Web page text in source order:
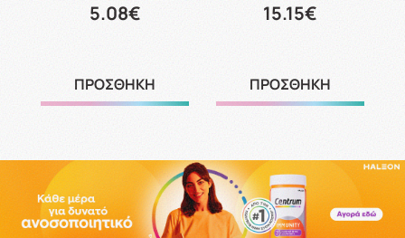
5.08€
ΠΡΟΣΘΗΚΗ
15.15€
ΠΡΟΣΘΗΚΗ